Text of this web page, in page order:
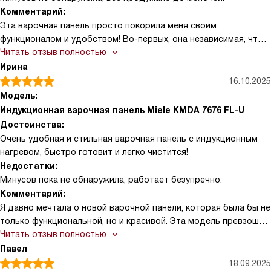
Комментарий:
Эта варочная панель просто покорила меня своим
функционалом и удобством! Во-первых, она независимая, что
дает свободу в установке – можно разместить ее на уровне со
столешницей или накладным способом. Черная
стеклокерамическая поверхность без рамки выглядит очень
современно и легко чистится благодаря покрытию CleanCover.
Сенсорные элементы управления ComfortSelect Plus работают
легко подобрать нужный режим для любого блюда. Особенно
понравилась функция распознавания посуды и ее размера –
теперь не нужно беспокоиться о том, что конфорка будет
работать зря, что экономит электроэнергию. Кухонный
будильник и индивидуальные настройки звуковых сигналов
помогают не пропустить момент готовности. Функция
поддержания тепла и Stop&Go сделали процесс
приготовления ещё удобнее – можно быстро приостановить и
возобновить работу без потери настроек. Безопасность на
высоте: есть блокировка запуска, защитное отключение и
индикатор остаточного тепла, что особенно важно в доме с
Читать отзыв полностью
Ирина
16.10.2025
Модель:
Индукционная варочная панель Miele KMDA 7676 FL-U
Достоинства:
Очень удобная и стильная варочная панель с индукционным
нагревом, быстро готовит и легко чистится!
Недостатки:
Минусов пока не обнаружила, работает безупречно.
Комментарий:
Я давно мечтала о новой варочной панели, которая была бы не
только функциональной, но и красивой. Эта модель превзошла
все мои ожидания! Сенсорное управление очень удобное и
понятное, даже без инструкции быстро разобралась.
Особенно нравится функция PowerFlex — можно использовать
Читать отзыв полностью
Павел
18.09.2025